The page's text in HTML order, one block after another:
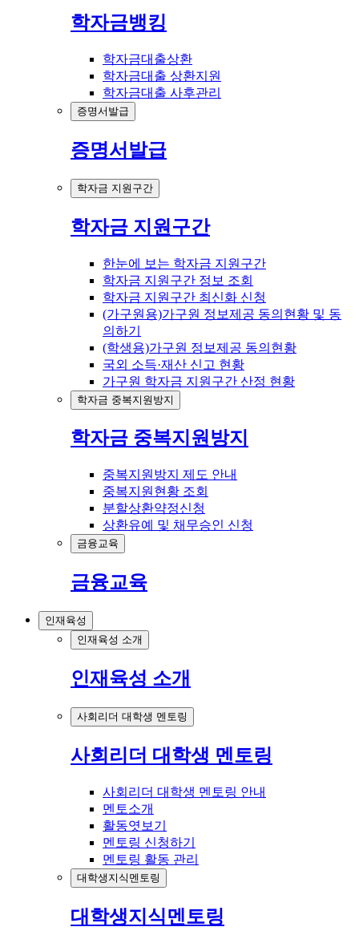
학자금뱅킹
학자금대출상환
학자금대출 상환지원
학자금대출 사후관리
증명서발급
증명서발급
학자금 지원구간
학자금 지원구간
한눈에 보는 학자금 지원구간
학자금 지원구간 정보 조회
학자금 지원구간 최신화 신청
(가구원용)가구원 정보제공 동의현황 및 동
의하기
(학생용)가구원 정보제공 동의현황
국외 소득·재산 신고 현황
가구원 학자금 지원구간 산정 현황
학자금 중복지원방지
학자금 중복지원방지
중복지원방지 제도 안내
중복지원현황 조회
분할상환약정신청
상환유예 및 채무승인 신청
금융교육
금융교육
인재육성
인재육성 소개
인재육성 소개
사회리더 대학생 멘토링
사회리더 대학생 멘토링
사회리더 대학생 멘토링 안내
멘토소개
활동엿보기
멘토링 신청하기
멘토링 활동 관리
대학생지식멘토링
대학생지식멘토링